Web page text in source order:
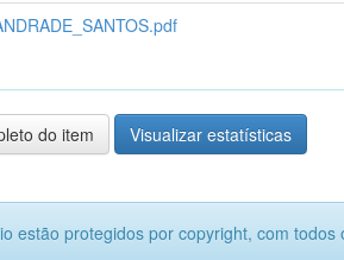
do item Visualizar estatísticas
estão protegidos por copyright, com